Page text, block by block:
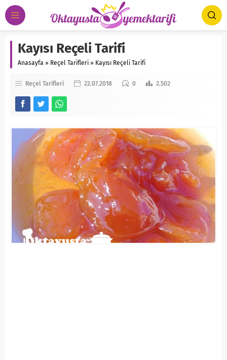
Kayısı Reçeli Tarifi
Anasayfa » Reçel Tarifleri » Kayısı Reçeli Tarifi
Reçel Tarifleri 22.07.2018 0 2.502